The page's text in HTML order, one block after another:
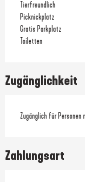
Tierfreundlich
Picknickplatz
Gratis Parkplatz
Toiletten
Zugänglichkeit
Zugänglich für
Zahlungsart